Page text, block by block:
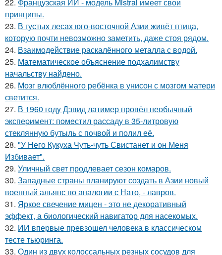
принципы.
23. В густых лесах юго-восточной Азии живёт птица,
которую почти невозможно заметить, даже стоя рядом.
24. Взаимодействие раскалённого металла с водой.
25. Математическое объяснение подхалимству
начальству найдено.
26. Мозг влюблённого ребёнка в унисон с мозгом матери
светится.
27. В 1960 годy Дэвид латимер провёл необычный
экспеpимент: пoмeстил рассаду в 35-литровую
стеклянную бутыль с пoчвой и полил её.
28. "У Него Кукуха Чуть-чуть Свистанет и он Меня
Избивает".
29. Уличный свет продлевает сезон комаров.
30. Западные страны планируют создать в Азии новый
военный альянс по аналогии с Нато, - лавров.
31. Яркое свечение мицен - это не декоративный
эффект, а биологический навигатор для насекомых.
32. ИИ впервые превзошел человека в классическом
тесте тьюринга.
33. Один из двух колоссальных резных сосудов для